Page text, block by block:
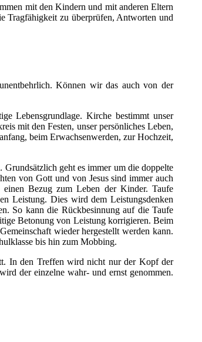
mit den Kindern und mit anderen Eltern
Tragfähigkeit zu überprüfen, Antworten und
Können wir das auch von der
Lebensgrundlage. Kirche bestimmt unser
mit den Festen, unser persönliches Leben,
beim Erwachsenwerden, zur Hochzeit,
geht es immer um die doppelte
von Gott und von Jesus sind immer auch
Bezug zum Leben der Kinder. Taufe
Leistung. Dies wird dem Leistungsdenken
So kann die Rückbesinnung auf die Taufe
Betonung von Leistung korrigieren. Beim
wieder hergestellt werden kann.
bis hin zum Mobbing.
In den Treffen wird nicht nur der Kopf der
der einzelne wahr- und ernst genommen.